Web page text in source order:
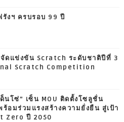
รังฯ ครบรอบ 99 ปี
ดแข่งขัน Scratch ระดับชาติปีที่ 3
Scratch Competition
นโซ่” เซ็น MOU ติดตั้งโซลูชั่น
ร้อมร่วมแรงสร้างความยั่งยืน สู่เป้า
Zero ปี 2050